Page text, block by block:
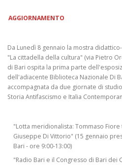
AGGIORNAMENTO
Da Lunedì 8 gennaio la mostra
"La cittadella della cultura" (via Pietro
di Bari ospita la prima parte
dell'adiacente Biblioteca Nazionale Di
accompagnata da due giornate di
Storia Antifascismo e Italia
"Lotta meridionalista: Tommaso Fiore
Giuseppe Di Vittorio" (15 gennaio
Bari - ore 9:00-13:00)
"Radio Bari e il Congresso di Bari dei